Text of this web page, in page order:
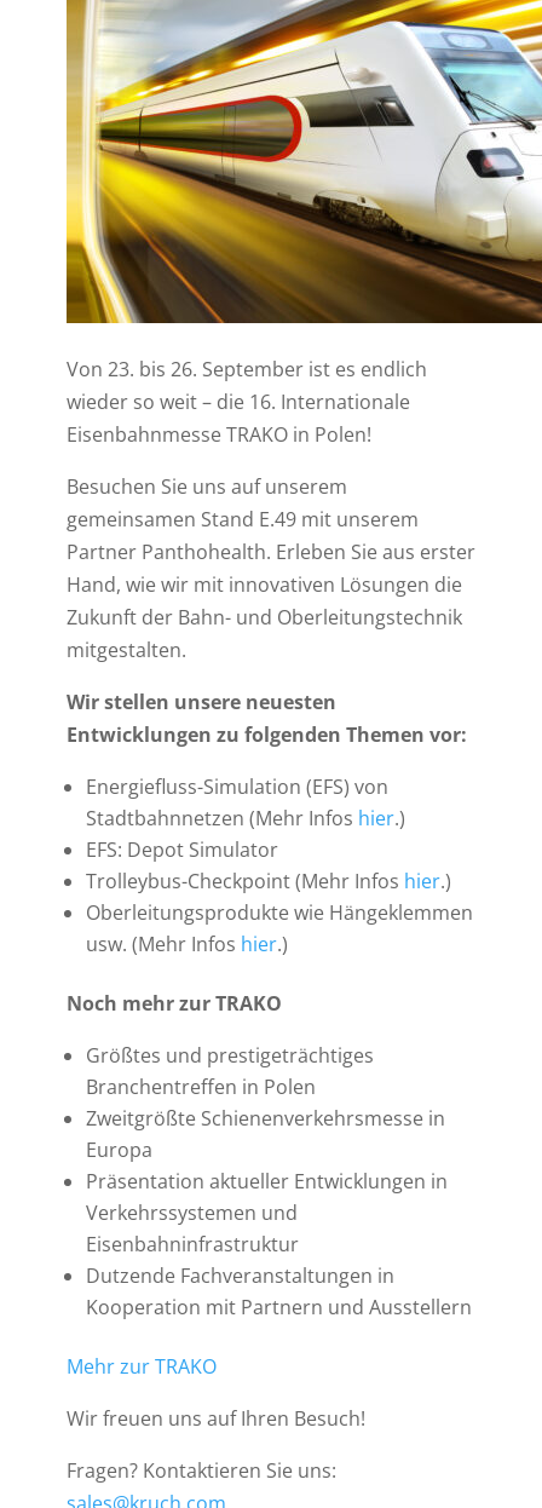
Von 23. bis 26. September ist es endlich
wieder so weit – die 16. Internationale
Eisenbahnmesse TRAKO in Polen!
Besuchen Sie uns auf unserem
gemeinsamen Stand E.49 mit unserem
Partner Panthohealth. Erleben Sie aus erster
Hand, wie wir mit innovativen Lösungen die
Zukunft der Bahn- und Oberleitungstechnik
mitgestalten.
Wir stellen unsere neuesten
Entwicklungen zu folgenden Themen vor:
Energiefluss-Simulation (EFS) von
Stadtbahnnetzen (Mehr Infos hier.)
EFS: Depot Simulator
Trolleybus-Checkpoint (Mehr Infos hier.)
Oberleitungsprodukte wie Hängeklemmen
usw. (Mehr Infos hier.)
Noch mehr zur TRAKO
Größtes und prestigeträchtiges
Branchentreffen in Polen
Zweitgrößte Schienenverkehrsmesse in
Europa
Präsentation aktueller Entwicklungen in
Verkehrssystemen und
Eisenbahninfrastruktur
Dutzende Fachveranstaltungen in
Kooperation mit Partnern und Ausstellern
Mehr zur TRAKO
Wir freuen uns auf Ihren Besuch!
Fragen? Kontaktieren Sie uns: